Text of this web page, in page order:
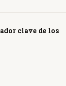
clave de los